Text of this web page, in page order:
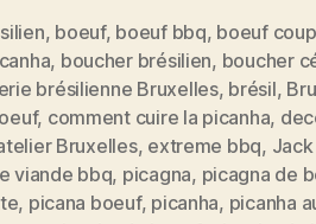
morceau
de
boeuf
qui
sent
bon
, boeuf, boeuf bbq, boeuf
, boucher brésilien, boucher
brésilienne Bruxelles, brésil,
, comment cuire la picanha,
Bruxelles, extreme bbq,
viande bbq, picagna, picagna de
, picana boeuf, picanha, picanha